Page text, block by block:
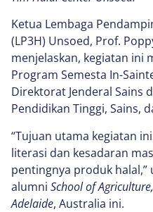
Ketua Lembaga
(LP3H) Unsoed, Prof.
menjelaskan, kegiatan ini
Program Semesta In-
Direktorat Jenderal Sains
Pendidikan Tinggi, Sains,
“Tujuan utama kegiatan
literasi dan kesadaran
pentingnya produk halal,”
alumni School of
Adelaide, Australia ini.